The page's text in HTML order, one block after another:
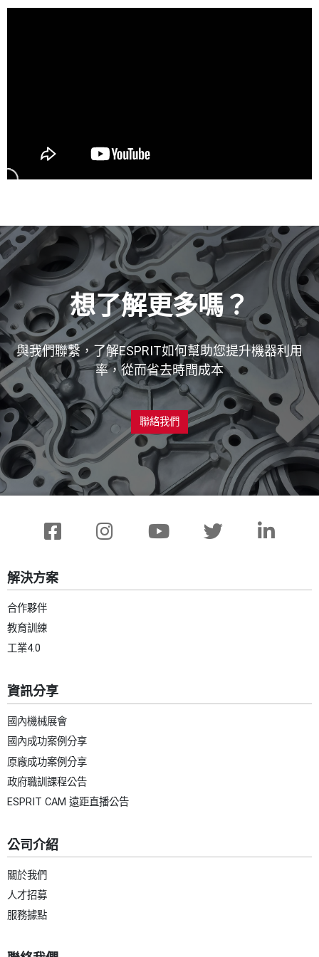
想了解更多嗎？
與我們聯繫，了解ESPRIT如何幫助您提升機器利用
率，從而省去時間成本
聯絡我們
解決方案
合作夥伴
教育訓練
工業4.0
資訊分享
國內機械展會
國內成功案例分享
原廠成功案例分享
政府職訓課程公告
ESPRIT CAM 遠距直播公告
公司介紹
關於我們
人才招募
服務據點